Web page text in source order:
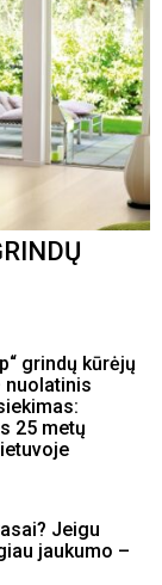
grindų kūrėjų
nuolatinis
25 metų
Jeigu
jaukumo –